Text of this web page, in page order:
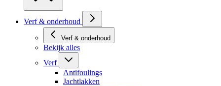
Verf & onderhoud
Verf & onderhoud
Bekijk alles
Verf
Antifoulings
Jachtlakken